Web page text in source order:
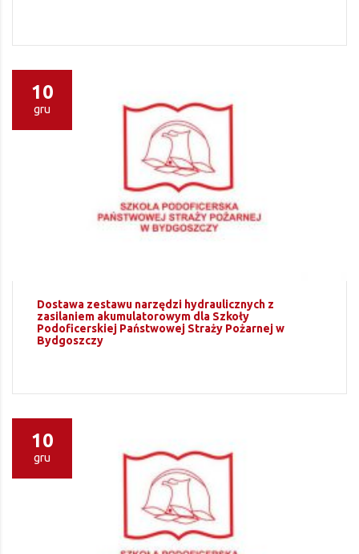
10
gru
Dostawa zestawu narzędzi hydraulicznych z
zasilaniem akumulatorowym dla Szkoły
Podoficerskiej Państwowej Straży Pożarnej w
Bydgoszczy
10
gru